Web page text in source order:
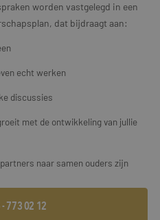
worden vastgelegd in een
dat bijdraagt aan:
echt werken
discussies
met de ontwikkeling van jullie
naar samen ouders zijn
773 02 12